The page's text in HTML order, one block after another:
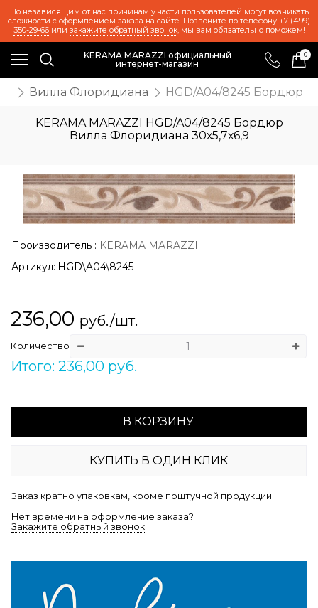
По независящим от нас причинам у части пользователей могут возникать
сложности с оформлением заказа на сайте. Позвоните по телефону +7 (499)
350-29-66или закажите обратный звонок, мы вам обязательно поможем!
KERAMA MARAZZI официальный
интернет-магазин
0
Вилла Флоридиана HGD/A04/8245 Бордюр
KERAMA MARAZZI HGD/A04/8245 Бордюр
Вилла Флоридиана 30х5,7х6,9
Производитель : KERAMA MARAZZI
Артикул: HGD\A04\8245
236,00 руб./шт.
Количество
Итого: 236,00 руб.
В КОРЗИНУ
КУПИТЬ В ОДИН КЛИК
Заказ кратно упаковкам, кроме поштучной продукции.
Нет времени на оформление заказа?
Закажите обратный звонок